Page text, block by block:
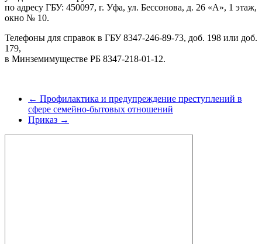
по адресу ГБУ: 450097, г. Уфа, ул. Бессонова, д. 26 «А», 1 этаж,
окно № 10.
Телефоны для справок в ГБУ 8347-246-89-73, доб. 198 или доб.
179,
в Минземимуществе РБ 8347-218-01-12.
← Профилактика и предупреждение преступлений в
сфере семейно-бытовых отношений
Приказ →